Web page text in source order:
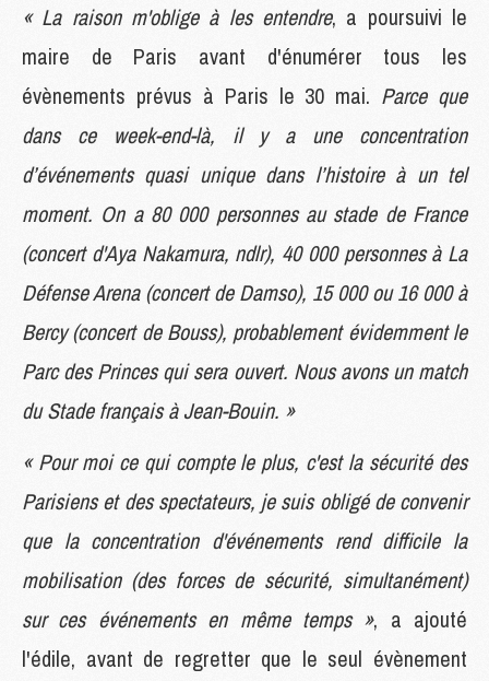
« La raison m'oblige à les entendre, a poursuivi le
maire de Paris avant d'énumérer tous les
évènements prévus à Paris le 30 mai. Parce que
dans ce week-end-là, il y a une concentration
d’événements quasi unique dans l’histoire à un tel
moment. On a 80 000 personnes au stade de France
(concert d'Aya Nakamura, ndlr), 40 000 personnes à La
Défense Arena (concert de Damso), 15 000 ou 16 000 à
Bercy (concert de Bouss), probablement évidemment le
Parc des Princes qui sera ouvert. Nous avons un match
du Stade français à Jean-Bouin. »
« Pour moi ce qui compte le plus, c'est la sécurité des
Parisiens et des spectateurs, je suis obligé de convenir
que la concentration d'événements rend difficile la
mobilisation (des forces de sécurité, simultanément)
sur ces événements en même temps », a ajouté
l'édile, avant de regretter que le seul évènement